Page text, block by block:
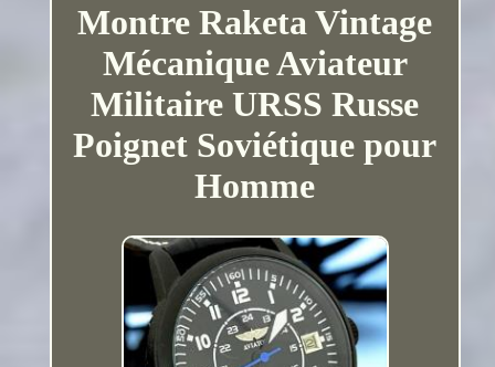
Montre Raketa Vintage
Mécanique Aviateur
Militaire URSS Russe
Poignet Soviétique pour
Homme